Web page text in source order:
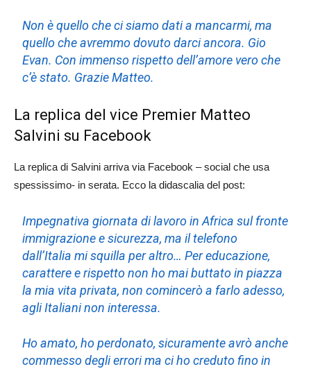
Non è quello che ci siamo dati a mancarmi, ma
quello che avremmo dovuto darci ancora. Gio
Evan. Con immenso rispetto dell’amore vero che
c’è stato. Grazie Matteo.
La replica del vice Premier Matteo
Salvini su Facebook
La replica di Salvini arriva via Facebook – social che usa
spessissimo- in serata. Ecco la didascalia del post:
Impegnativa giornata di lavoro in Africa sul fronte
immigrazione e sicurezza, ma il telefono
dall’Italia mi squilla per altro… Per educazione,
carattere e rispetto non ho mai buttato in piazza
la mia vita privata, non comincerò a farlo adesso,
agli Italiani non interessa.
Ho amato, ho perdonato, sicuramente avrò anche
commesso degli errori ma ci ho creduto fino in